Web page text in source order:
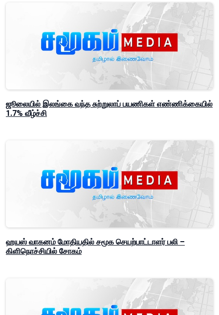
ஜூலையில் இலங்கை வந்த சுற்றுலாப் பயணிகள் எண்ணிக்கையில்
1.7% வீழ்ச்சி
ஹயஸ் வாகனம் மோதியதில் சமூக செயற்பாட்டாளர் பலி –
கிளிநொச்சியில் சோகம்